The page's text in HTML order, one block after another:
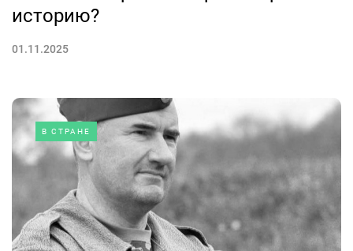
историю?
01.11.2025
В СТРАНЕ